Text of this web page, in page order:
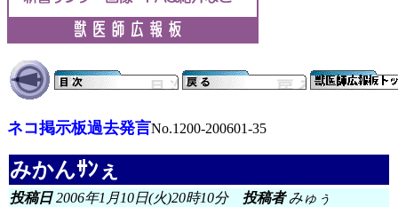
ネコ掲示板過去発言No.1200-200601-35
みかんｻﾝぇ
投稿日2006年1月10日(火)20時10分 投稿者みゅぅ